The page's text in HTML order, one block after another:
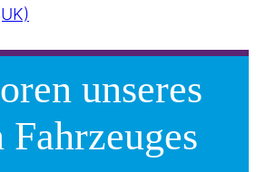
unseres
Fahrzeuges